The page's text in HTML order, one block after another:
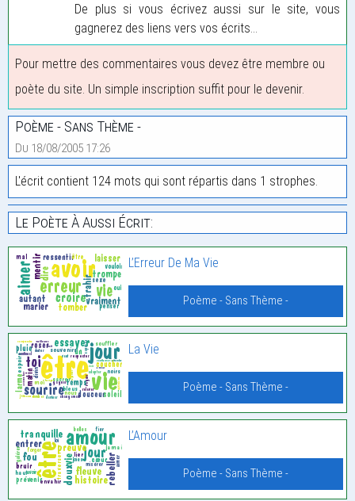
De plus si vous écrivez aussi sur le site, vous
gagnerez des liens vers vos écrits...
Pour mettre des commentaires vous devez être membre ou
poète du site. Un simple inscription suffit pour le devenir.
Poème - Sans Thème -
Du 18/08/2005 17:26
L'écrit contient 124 mots qui sont répartis dans 1 strophes.
Le Poète À Aussi Écrit:
L’Erreur De Ma Vie
Poème - Sans Thème -
La Vie
Poème - Sans Thème -
L’Amour
Poème - Sans Thème -